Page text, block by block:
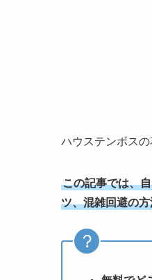
ハウステンボス
この記事では、
ツ、混雑回避の